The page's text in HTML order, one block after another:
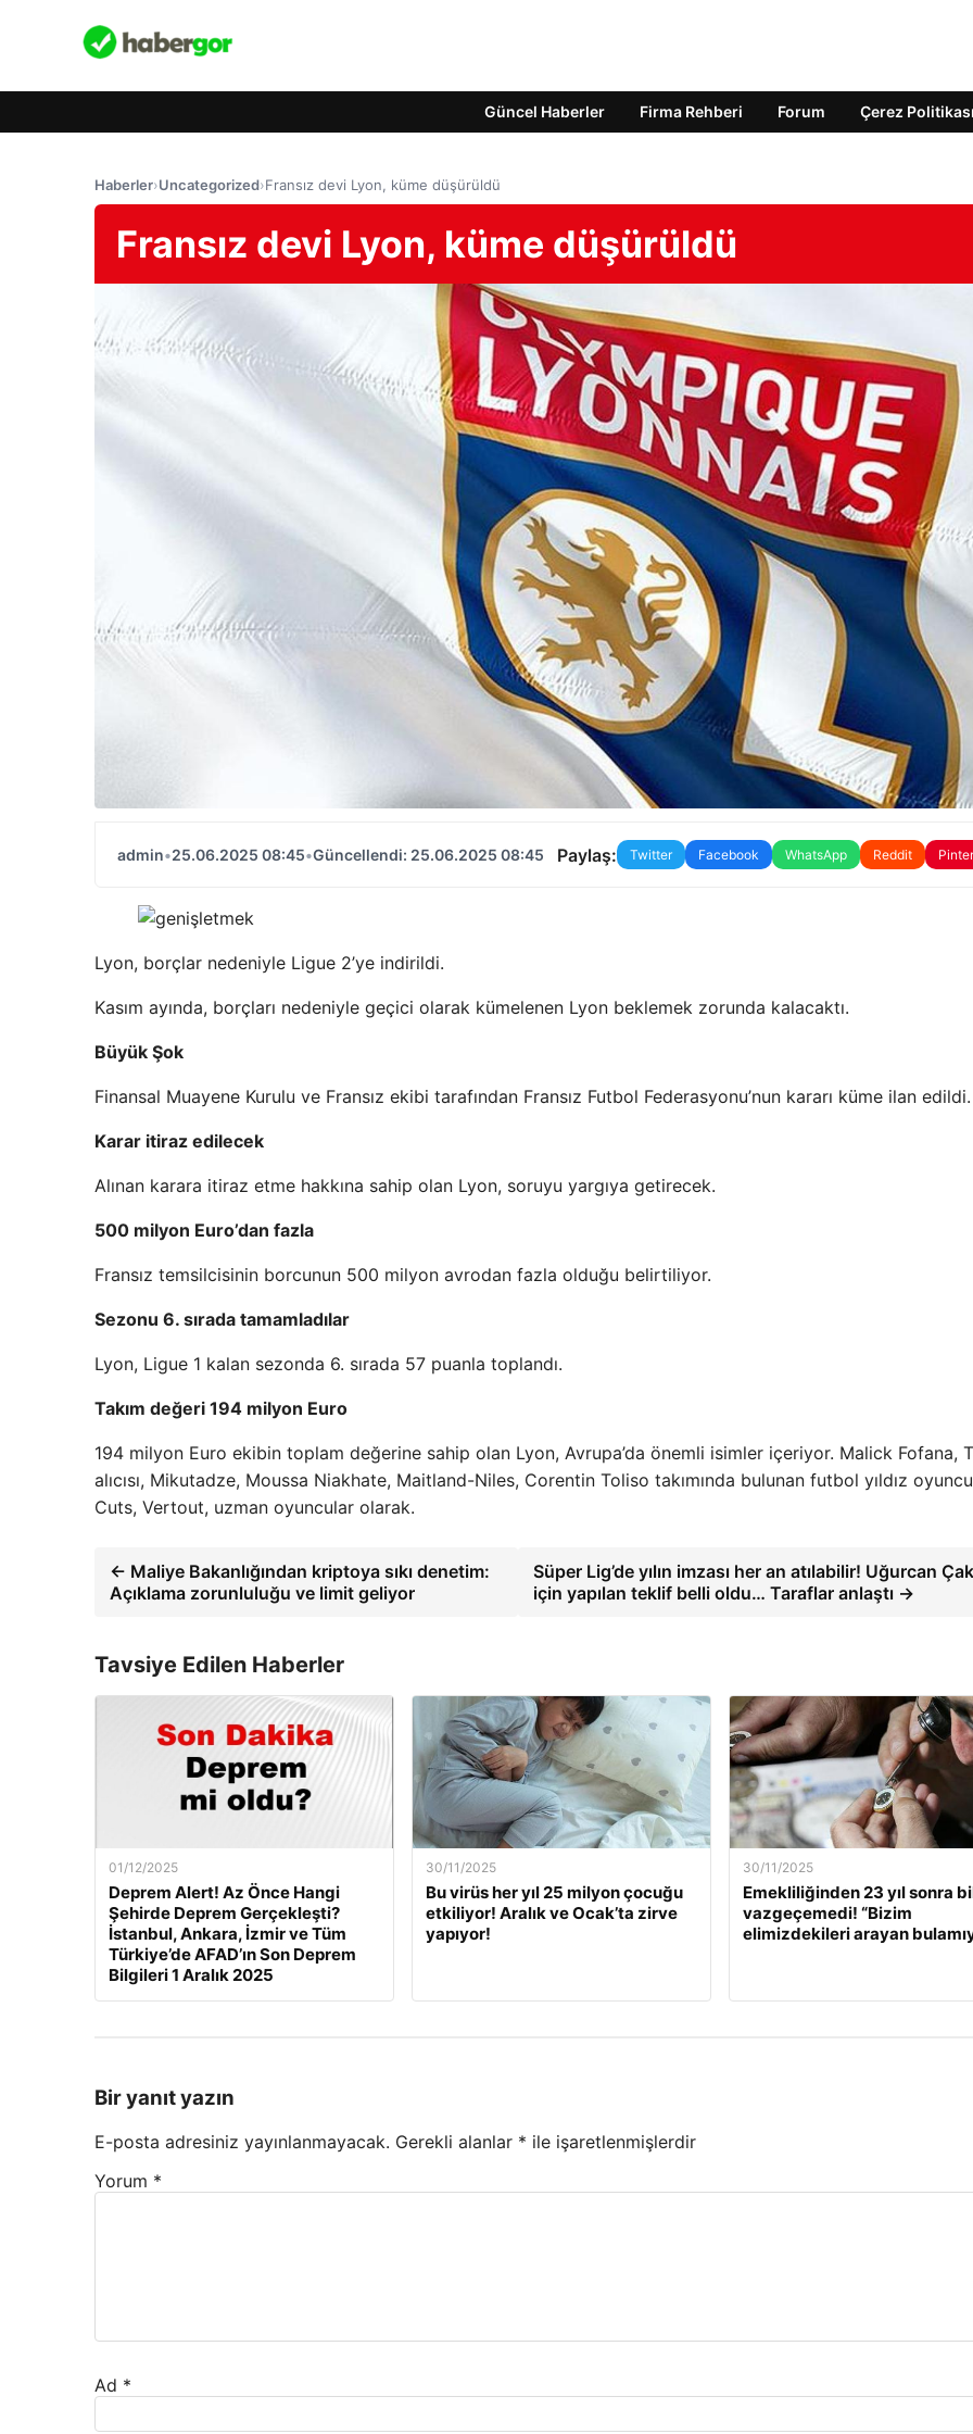
Güncel Haberler Firma Rehberi Forum Çerez Politikası
Haberler›Uncategorized›Fransız devi Lyon, küme düşürüldü
Fransız devi Lyon, küme düşürüldü
admin•25.06.2025 08:45•Güncellendi: 25.06.2025 08:45 Paylaş: Twitter Facebook WhatsApp Reddit
Lyon, borçlar nedeniyle Ligue 2’ye indirildi.
Kasım ayında, borçları nedeniyle geçici olarak kümelenen Lyon beklemek zorunda kalacaktı.
Büyük Şok
Finansal Muayene Kurulu ve Fransız ekibi tarafından Fransız Futbol Federasyonu’nun kararı küme ilan edildi.
Karar itiraz edilecek
Alınan karara itiraz etme hakkına sahip olan Lyon, soruyu yargıya getirecek.
500 milyon Euro’dan fazla
Fransız temsilcisinin borcunun 500 milyon avrodan fazla olduğu belirtiliyor.
Sezonu 6. sırada tamamladılar
Lyon, Ligue 1 kalan sezonda 6. sırada 57 puanla toplandı.
Takım değeri 194 milyon Euro
194 milyon Euro ekibin toplam değerine sahip olan Lyon, Avrupa’da önemli isimler içeriyor. Malick Fofana,
alıcısı, Mikutadze, Moussa Niakhate, Maitland-Niles, Corentin Toliso takımında bulunan futbol yıldız
Cuts, Vertout, uzman oyuncular olarak.
← Maliye Bakanlığından kriptoya sıkı denetim:
Açıklama zorunluluğu ve limit geliyor
Süper Lig’de yılın imzası her an atılabilir! Uğurcan
için yapılan teklif belli oldu… Taraflar anlaştı →
Tavsiye Edilen Haberler
01/12/2025
Deprem Alert! Az Önce Hangi
Şehirde Deprem Gerçekleşti?
İstanbul, Ankara, İzmir ve Tüm
Türkiye’de AFAD’ın Son Deprem
Bilgileri 1 Aralık 2025
30/11/2025
Bu virüs her yıl 25 milyon çocuğu
etkiliyor! Aralık ve Ocak’ta zirve
yapıyor!
30/11/2025
Emekliliğinden 23 yıl sonra
vazgeçemedi! “Bizim
elimizdekileri arayan
Bir yanıt yazın
E-posta adresiniz yayınlanmayacak. Gerekli alanlar * ile işaretlenmişlerdir
Yorum *
Ad *